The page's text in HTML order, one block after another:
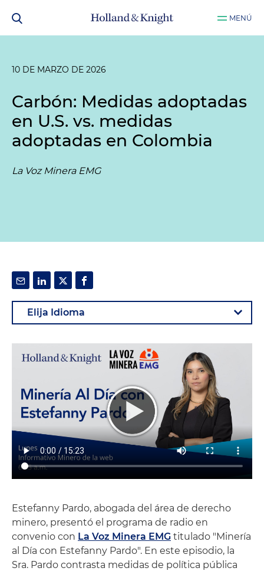
MENÚ
10 DE MARZO DE 2026
Carbón: Medidas adoptadas
en U.S. vs. medidas
adoptadas en Colombia
La Voz Minera EMG
Estefanny Pardo, abogada del área de derecho
minero, presentó el programa de radio en
convenio con La Voz Minera EMG titulado "Minería
al Día con Estefanny Pardo". En este episodio, la
Sra. Pardo contrasta medidas de política pública